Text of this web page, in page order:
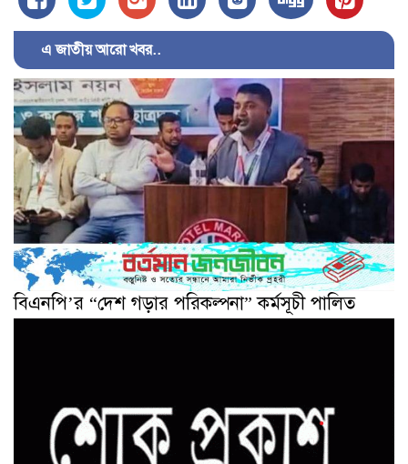
এ জাতীয় আরো খবর..
বিএনপি’র “দেশ গড়ার পরিকল্পনা” কর্মসূচী পালিত